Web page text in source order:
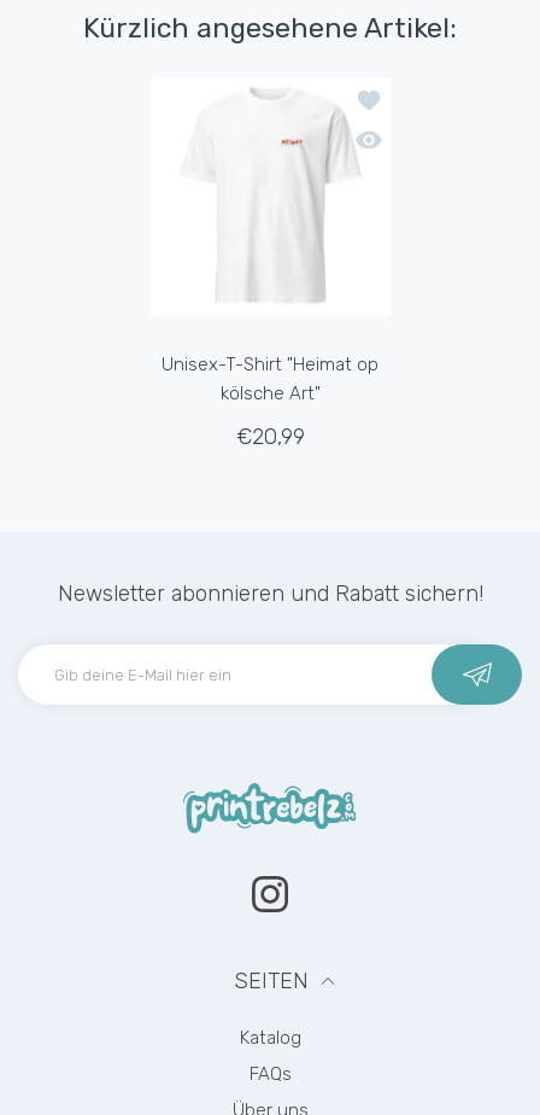
Kürzlich angesehene Artikel:
Zur Wunschliste
Schnellansicht
Unisex-T-Shirt "Heimat op
kölsche Art"
€20,99
Newsletter abonnieren und Rabatt sichern!
Instagram
SEITEN
Katalog
FAQs
Über uns